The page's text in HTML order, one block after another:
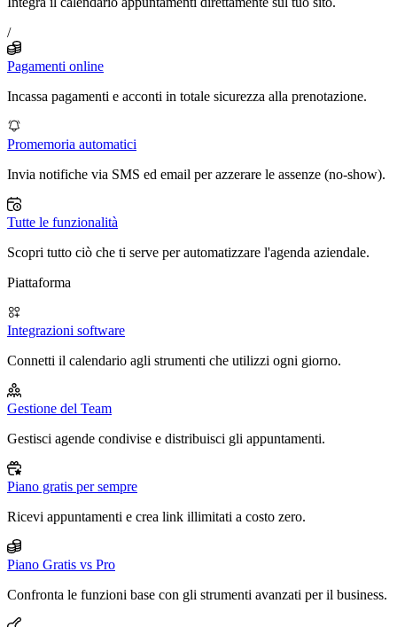
/
Pagamenti online
Incassa pagamenti e acconti in totale sicurezza alla prenotazione.
Promemoria automatici
Invia notifiche via SMS ed email per azzerare le assenze (no-show).
Tutte le funzionalità
Scopri tutto ciò che ti serve per automatizzare l'agenda aziendale.
Piattaforma
Integrazioni software
Connetti il calendario agli strumenti che utilizzi ogni giorno.
Gestione del Team
Gestisci agende condivise e distribuisci gli appuntamenti.
Piano gratis per sempre
Ricevi appuntamenti e crea link illimitati a costo zero.
Piano Gratis vs Pro
Confronta le funzioni base con gli strumenti avanzati per il business.